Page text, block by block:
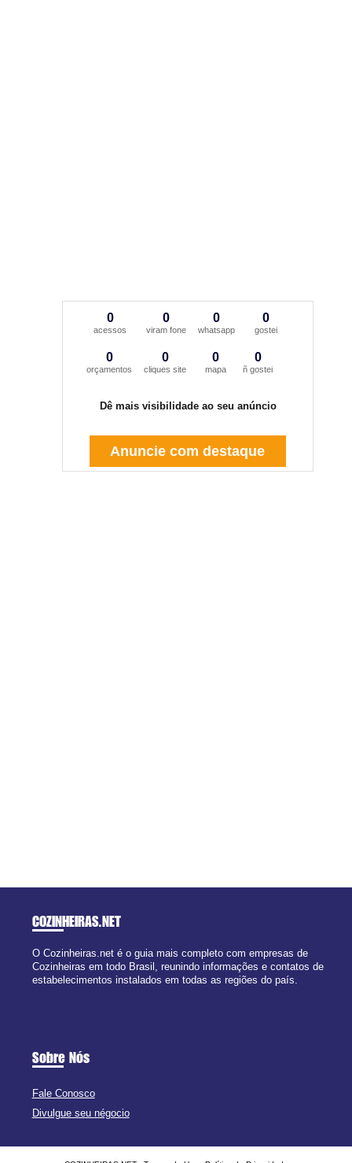
0
acessos
0
viram fone
0
whatsapp
0
gostei
0
orçamentos
0
cliques site
0
mapa
0
ñ gostei
Dê mais visibilidade ao seu anúncio
Anuncie com destaque
COZINHEIRAS.NET
O Cozinheiras.net é o guia mais completo com empresas de
Cozinheiras em todo Brasil, reunindo informações e contatos de
estabelecimentos instalados em todas as regiões do país.
Sobre Nós
Fale Conosco
Divulgue seu négocio